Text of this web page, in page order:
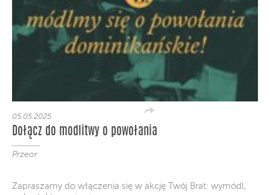
05.05.2025
Dołącz do modlitwy o powołania
Przeor
Zapraszamy do włączenia się w akcję Twój Brat: wymódl,